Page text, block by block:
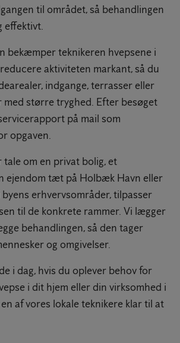
til området, så behandlingen
effektivt.
bekæmper teknikeren hvepsene i
aktiviteten markant, så du
indgange, terrasser eller
med større tryghed. Efter besøget
på mail som
opgaven.
tale om en privat bolig, et
ejendom tæt på Holbæk Havn eller
erhvervsområder, tilpasser
til de konkrete rammer. Vi lægger
behandlingen, så den tager
og omgivelser.
i dag, hvis du oplever behov for
i dit hjem eller din virksomhed i
af vores lokale teknikere klar til at